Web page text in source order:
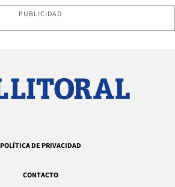
PUBLICIDAD
POLÍTICA DE PRIVACIDAD
CONTACTO